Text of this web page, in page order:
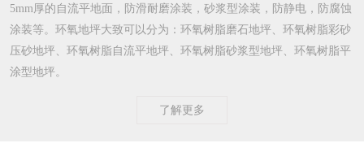
5mm厚的自流平地面，防滑耐磨涂装，砂浆型涂装，防静电，防腐蚀
涂装等。环氧地坪大致可以分为：环氧树脂磨石地坪、环氧树脂彩砂
压砂地坪、环氧树脂自流平地坪、环氧树脂砂浆型地坪、环氧树脂平
涂型地坪。
了解更多